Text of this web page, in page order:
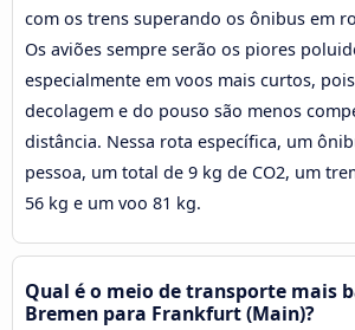
com os trens superando os ônibus em
Os aviões sempre serão os piores
especialmente em voos mais curtos,
decolagem e do pouso são menos
distância. Nessa rota específica, um
pessoa, um total de 9 kg de CO2, um
56 kg e um voo 81 kg.
Qual é o meio de transporte mais
Bremen para Frankfurt (Main)?